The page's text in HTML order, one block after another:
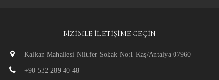
BIZIMLE İLETIŞIME GEÇIN
Kalkan Mahallesi Nilüfer Sokak No:1 Kaş/Antalya 07960
+90 532 289 40 48